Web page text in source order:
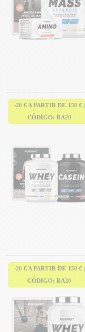
-20 € A PARTIR DE 150 € |
CÓDIGO: BA20
-20 € A PARTIR DE 150 € |
CÓDIGO: BA20